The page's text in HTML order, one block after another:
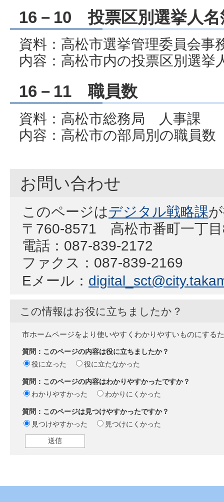
16－10 投票区別選挙人名
資料：高松市選挙管理委員会事
内容：高松市内の投票区別選挙
16－11 職員数
資料：高松市総務局 人事課
内容：高松市の部局別の職員数
お問い合わせ
このページはデジタル戦略課
〒760-8571 高松市番町一丁
電話：087-839-2172
ファクス：087-839-2169
Eメール：
この情報はお役に立ちましたか？
市ホームページをより使いやすくわかりやすいものにする
質問：このページの内容は役に立ちましたか？
役に立った
役に立たなかった
質問：このページの内容はわかりやすかったですか？
わかりやすかった
わかりにくかった
質問：このページは見つけやすかったですか？
見つけやすかった
見つけにくかった